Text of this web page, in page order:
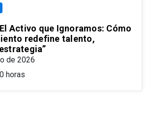
Activo que Ignoramos: Cómo
redefine talento,
de 2026
horas